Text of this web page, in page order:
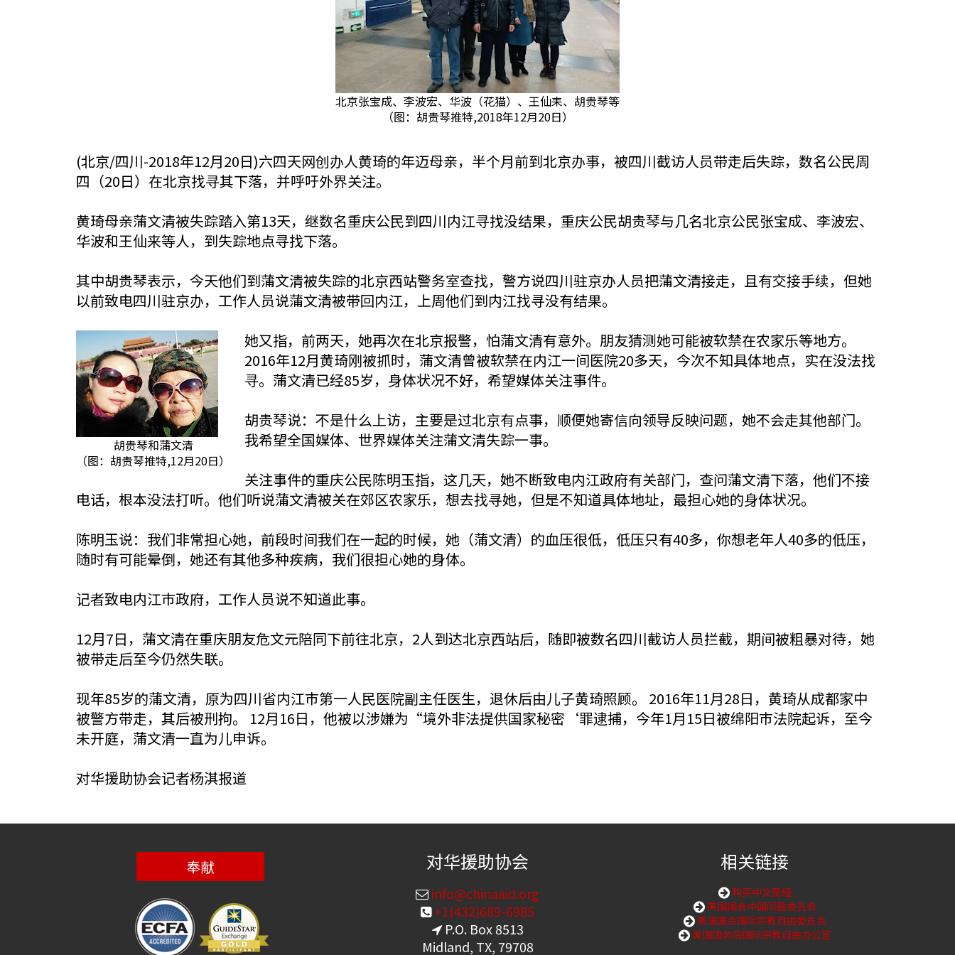
北京张宝成、李波宏、华波（花猫）、王仙耒、胡贵琴等
（图：胡贵琴推特,2018年12月20日）
(北京/四川-2018年12月20日)六四天网创办人黄琦的年迈母亲，半个月前到北京办事，被四川截访人员带走后失踪，数名公民周
四（20日）在北京找寻其下落，并呼吁外界关注。
黄琦母亲蒲文清被失踪踏入第13天，继数名重庆公民到四川内江寻找没结果，重庆公民胡贵琴与几名北京公民张宝成、李波宏、
华波和王仙来等人，到失踪地点寻找下落。
其中胡贵琴表示，今天他们到蒲文清被失踪的北京西站警务室查找，警方说四川驻京办人员把蒲文清接走，且有交接手续，但她
以前致电四川驻京办，工作人员说蒲文清被带回内江，上周他们到内江找寻没有结果。
胡贵琴和蒲文清
（图：胡贵琴推特,12月20日）
她又指，前两天，她再次在北京报警，怕蒲文清有意外。朋友猜测她可能被软禁在农家乐等地方。
2016年12月黄琦刚被抓时，蒲文清曾被软禁在内江一间医院20多天，今次不知具体地点，实在没法找
寻。蒲文清已经85岁，身体状况不好，希望媒体关注事件。
胡贵琴说：不是什么上访，主要是过北京有点事，顺便她寄信向领导反映问题，她不会走其他部门。
我希望全国媒体、世界媒体关注蒲文清失踪一事。
关注事件的重庆公民陈明玉指，这几天，她不断致电内江政府有关部门，查问蒲文清下落，他们不接
电话，根本没法打听。他们听说蒲文清被关在郊区农家乐，想去找寻她，但是不知道具体地址，最担心她的身体状况。
陈明玉说：我们非常担心她，前段时间我们在一起的时候，她（蒲文清）的血压很低，低压只有40多，你想老年人40多的低压，
随时有可能晕倒，她还有其他多种疾病，我们很担心她的身体。
记者致电内江巿政府，工作人员说不知道此事。
12月7日，蒲文清在重庆朋友危文元陪同下前往北京，2人到达北京西站后，随即被数名四川截访人员拦截，期间被粗暴对待，她
被带走后至今仍然失联。
现年85岁的蒲文清，原为四川省内江巿第一人民医院副主任医生，退休后由儿子黄琦照顾。 2016年11月28日，黄琦从成都家中
被警方带走，其后被刑拘。 12月16日，他被以涉嫌为“境外非法提供国家秘密‘罪逮捕，今年1月15日被绵阳巿法院起诉，至今
未开庭，蒲文清一直为儿申诉。
对华援助协会记者杨淇报道
奉献 对华援助协会
info@chinaaid.org
+1(432)689-6985
P.O. Box 8513
Midland, TX, 79708
相关链接
购买中文圣经
美国国会中国问题委员会
美国国会国际宗教自由委员会
美国国务院国际宗教自由办公室